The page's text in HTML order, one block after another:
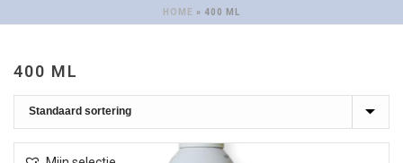
HOME » 400 ML
400 ML